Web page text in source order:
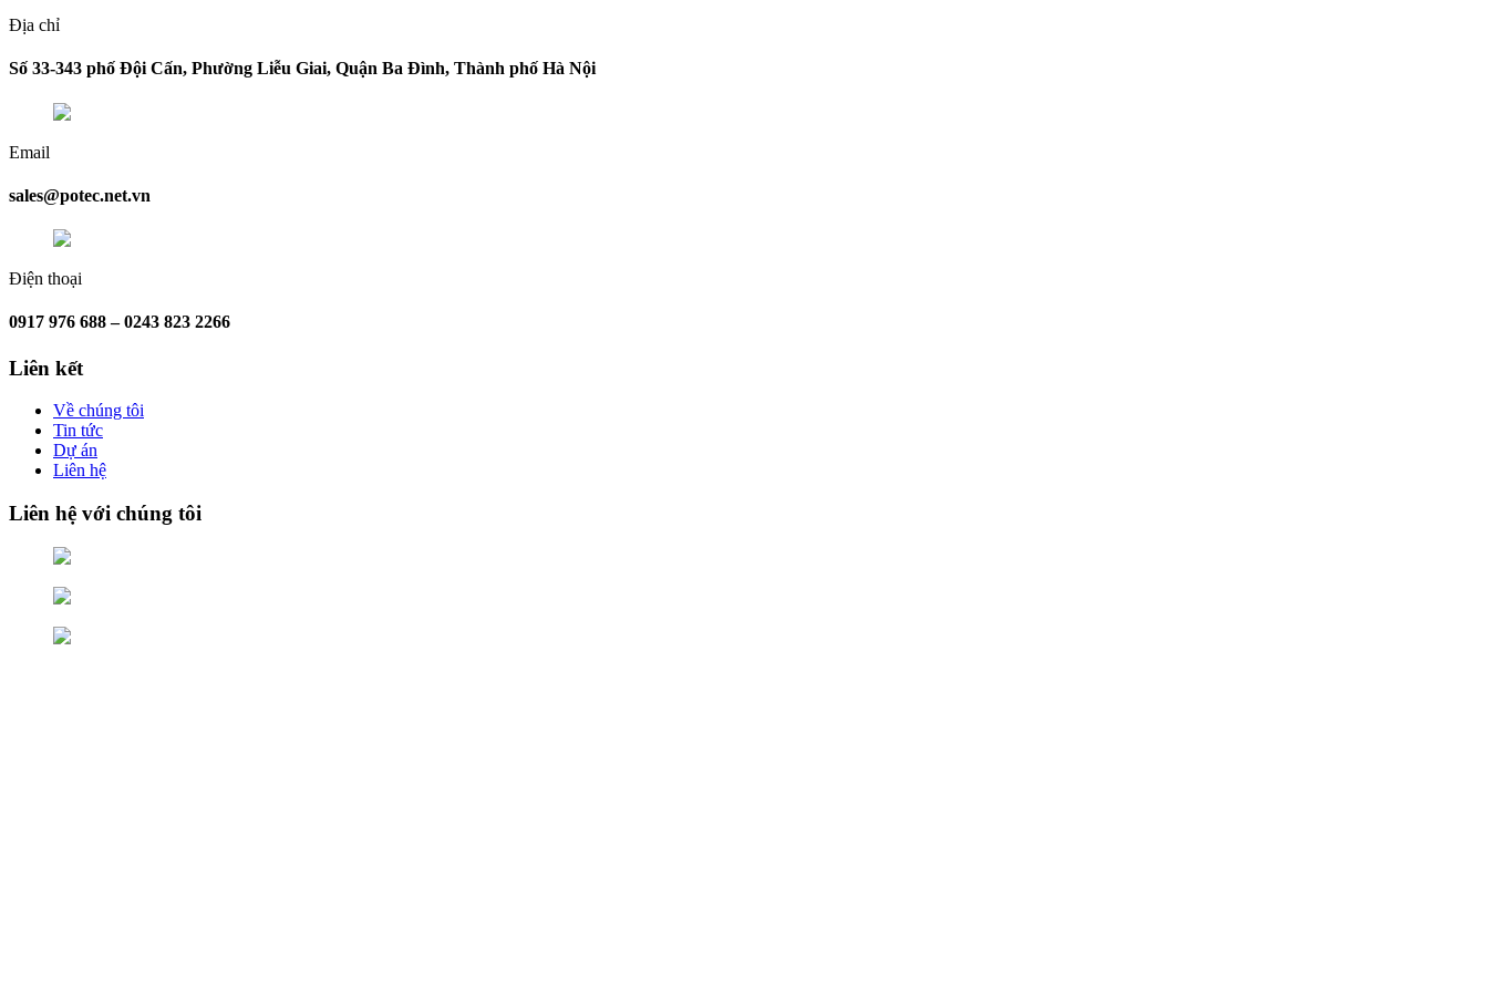
Địa chỉ
Số 33-343 phố Đội Cấn, Phường Liễu Giai, Quận Ba Đình, Thành phố Hà Nội
Email
sales@potec.net.vn
Điện thoại
0917 976 688 – 0243 823 2266
Liên kết
Về chúng tôi
Tin tức
Dự án
Liên hệ
Liên hệ với chúng tôi